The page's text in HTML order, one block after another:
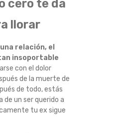
cero te da
llorar
relación, el
insoportable
con el dolor
de la muerte de
de todo, estás
de un ser querido a
tu ex sigue